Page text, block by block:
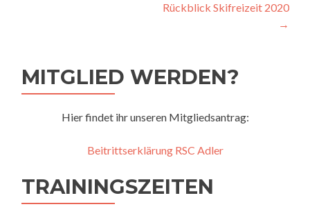
Rückblick Skifreizeit 2020
→
MITGLIED WERDEN?
Hier findet ihr unseren Mitgliedsantrag:
Beitrittserklärung RSC Adler
TRAININGSZEITEN